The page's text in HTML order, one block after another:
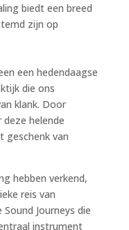
biedt een breed
zijn op
een hedendaagse
die ons
klank. Door
helende
geschenk van
hebben verkend,
reis van
Journeys die
instrument